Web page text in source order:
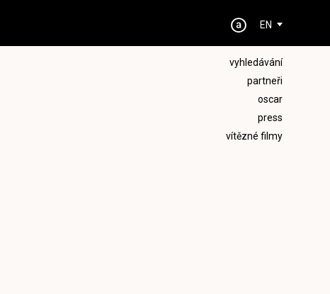
EN
vyhledávání
partneři
oscar
press
vítězné filmy